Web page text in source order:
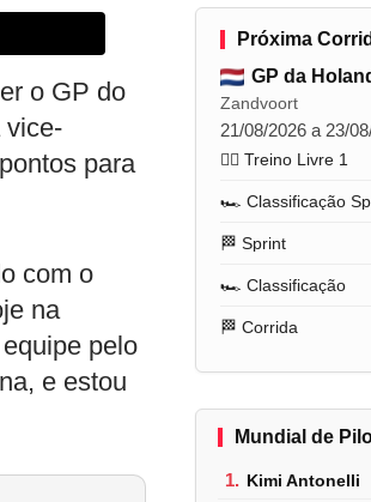
o GP do
vice-
para
com o
na
pelo
e estou
Próxima
GP da
Zandvoort
21/08/2026 a 23/
🏋️‍♂️ Treino Livre 1
🏎️ Classificação
🏁 Sprint
🏎️ Classificação
🏁 Corrida
Mundial de
1. Kimi Antonelli